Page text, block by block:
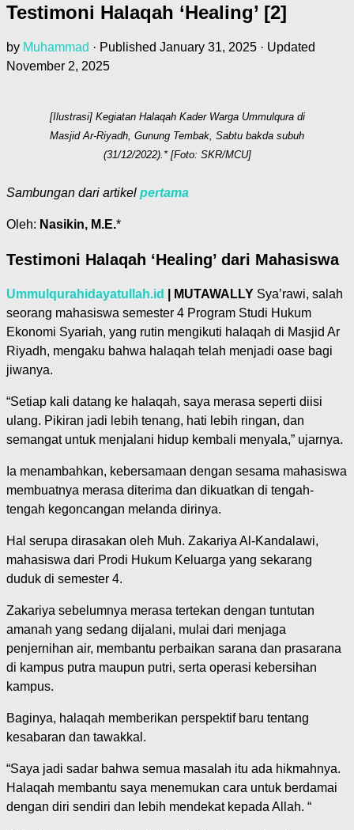
Testimoni Halaqah ‘Healing’ [2]
by Muhammad · Published January 31, 2025 · Updated
November 2, 2025
[Ilustrasi] Kegiatan Halaqah Kader Warga Ummulqura di
Masjid Ar-Riyadh, Gunung Tembak, Sabtu bakda subuh
(31/12/2022).* [Foto: SKR/MCU]
Sambungan dari artikel pertama
Oleh: Nasikin, M.E.*
Testimoni Halaqah ‘Healing’ dari Mahasiswa
Ummulqurahidayatullah.id | MUTAWALLY Sya’rawi, salah
seorang mahasiswa semester 4 Program Studi Hukum
Ekonomi Syariah, yang rutin mengikuti halaqah di Masjid Ar
Riyadh, mengaku bahwa halaqah telah menjadi oase bagi
jiwanya.
“Setiap kali datang ke halaqah, saya merasa seperti diisi
ulang. Pikiran jadi lebih tenang, hati lebih ringan, dan
semangat untuk menjalani hidup kembali menyala,” ujarnya.
Ia menambahkan, kebersamaan dengan sesama mahasiswa
membuatnya merasa diterima dan dikuatkan di tengah-
tengah kegoncangan melanda dirinya.
Hal serupa dirasakan oleh Muh. Zakariya Al-Kandalawi,
mahasiswa dari Prodi Hukum Keluarga yang sekarang
duduk di semester 4.
Zakariya sebelumnya merasa tertekan dengan tuntutan
amanah yang sedang dijalani, mulai dari menjaga
penjernihan air, membantu perbaikan sarana dan prasarana
di kampus putra maupun putri, serta operasi kebersihan
kampus.
Baginya, halaqah memberikan perspektif baru tentang
kesabaran dan tawakkal.
“Saya jadi sadar bahwa semua masalah itu ada hikmahnya.
Halaqah membantu saya menemukan cara untuk berdamai
dengan diri sendiri dan lebih mendekat kepada Allah. “